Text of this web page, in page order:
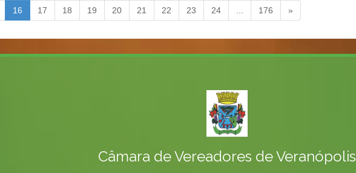
16 17 18 19 20 21 22 23 24 176 »
Câmara de Vereadores de Veranópolis